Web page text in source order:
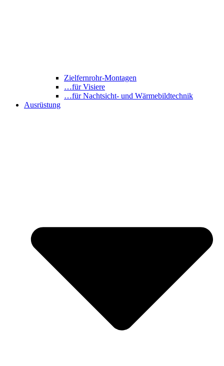
Zielfernrohr-Montagen
…für Visiere
…für Nachtsicht- und Wärmebildtechnik
Ausrüstung